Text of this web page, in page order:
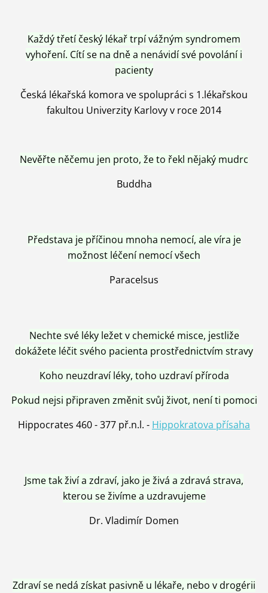
Každý třetí český lékař trpí vážným syndromem
vyhoření. Cítí se na dně a nenávidí své povolání i
pacienty
Česká lékařská komora ve spolupráci s 1.lékařskou
fakultou Univerzity Karlovy v roce 2014
Nevěřte něčemu jen proto, že to řekl nějaký mudrc
Buddha
Představa je příčinou mnoha nemocí, ale víra je
možnost léčení nemocí všech
Paracelsus
Nechte své léky ležet v chemické misce, jestliže
dokážete léčit svého pacienta prostřednictvím stravy
Koho neuzdraví léky, toho uzdraví příroda
Pokud nejsi připraven změnit svůj život, není ti pomoci
Hippocrates 460 - 377 př.n.l. - Hippokratova přísaha
Jsme tak živí a zdraví, jako je živá a zdravá strava,
kterou se živíme a uzdravujeme
Dr. Vladimír Domen
Zdraví se nedá získat pasivně u lékaře, nebo v drogérii